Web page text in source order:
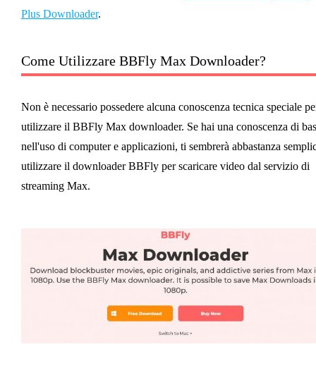
Plus Downloader.
Come Utilizzare BBFly Max Downloader?
Non è necessario possedere alcuna conoscenza tecnica speciale
utilizzare il BBFly Max downloader. Se hai una conoscenza di
nell'uso di computer e applicazioni, ti sembrerà abbastanza
utilizzare il downloader BBFly per scaricare video dal servizio di
streaming Max.